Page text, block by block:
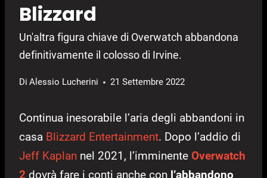
Blizzard
Un'altra figura chiave di Overwatch abbandona
definitivamente il colosso di Irvine.
Di Alessio Lucherini 21 Settembre 2022
Continua inesorabile l’aria degli abbandoni in
casa Blizzard Entertainment. Dopo l’addio di
Jeff Kaplan nel 2021, l’imminente Overwatch
2 dovrà fare i conti anche con l’abbandono